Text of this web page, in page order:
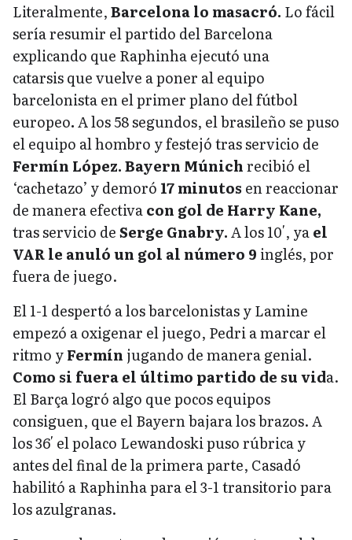
Literalmente,Barcelona lo masacró. Lo fácil
sería resumir el partido del Barcelona
explicando que Raphinha ejecutó una
catarsisque vuelve a poner al equipo
barcelonista en el primer plano del fútbol
europeo.A los 58 segundos, el brasileño se puso
el equipo al hombro y festejó tras servicio de
Fermín López.Bayern Múnichrecibió el
‘cachetazo’ y demoró 17 minutos en reaccionar
de manera efectivacon gol de Harry Kane,
tras servicio deSerge Gnabry.A los 10′, yael
VAR le anuló un gol al número 9 inglés, por
fuera de juego.
El 1-1 despertó a los barcelonistas y Lamine
empezó a oxigenar el juego, Pedri a marcar el
ritmo yFermín jugando de manera genial.
Como si fuera el último partido de su vida.
El Barça logró algo que pocos equipos
consiguen, que el Bayern bajara los brazos. A
los 36′ el polaco Lewandoski puso rúbrica y
antes del final de la primera parte, Casadó
habilitó a Raphinha para el 3-1 transitorio para
los azulgranas.